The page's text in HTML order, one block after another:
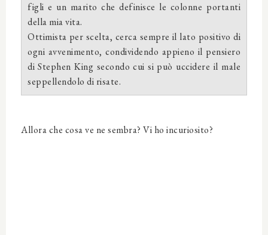
figli e un marito che definisce le colonne portanti
della mia vita.
Ottimista per scelta, cerca sempre il lato positivo di
ogni avvenimento, condividendo appieno il pensiero
di Stephen King secondo cui si può uccidere il male
seppellendolo di risate.
Allora che cosa ve ne sembra? Vi ho incuriosito?